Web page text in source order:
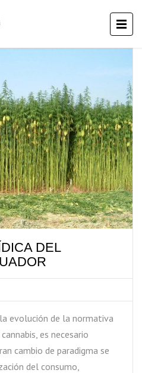
DEL
evolución de la normativa
es necesario
cambio de paradigma se
del consumo,